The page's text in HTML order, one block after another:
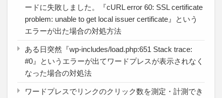
ードに失敗しました。『cURL error 60: SSL certificate
problem: unable to get local issuer certificate』という
エラーが出た場合の対処方法
ある日突然『wp-includes/load.php:651 Stack trace:
#0』というエラーが出てワードプレスが表示されなく
なった場合の対処法
ワードプレスでリンクのクリック数を測定・計測でき